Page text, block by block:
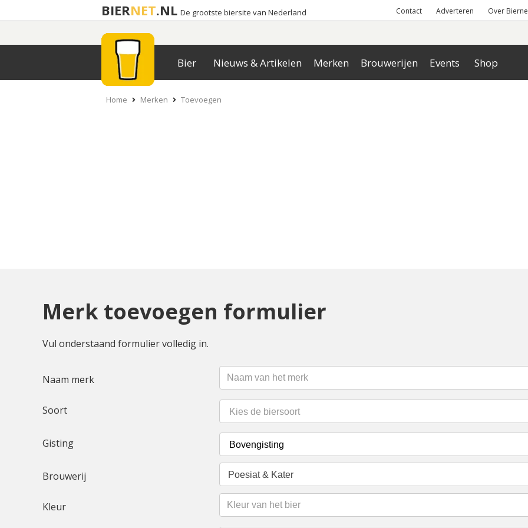
BIERNET.NL De grootste biersite van Nederland Contact Adverteren Over
Bier Nieuws & Artikelen Merken Brouwerijen Events Shop
Home Merken Toevoegen
Merk toevoegen formulier
Vul onderstaand formulier volledig in.
Naam merk
Soort
Gisting
Brouwerij Poesiat & Kater
Kleur